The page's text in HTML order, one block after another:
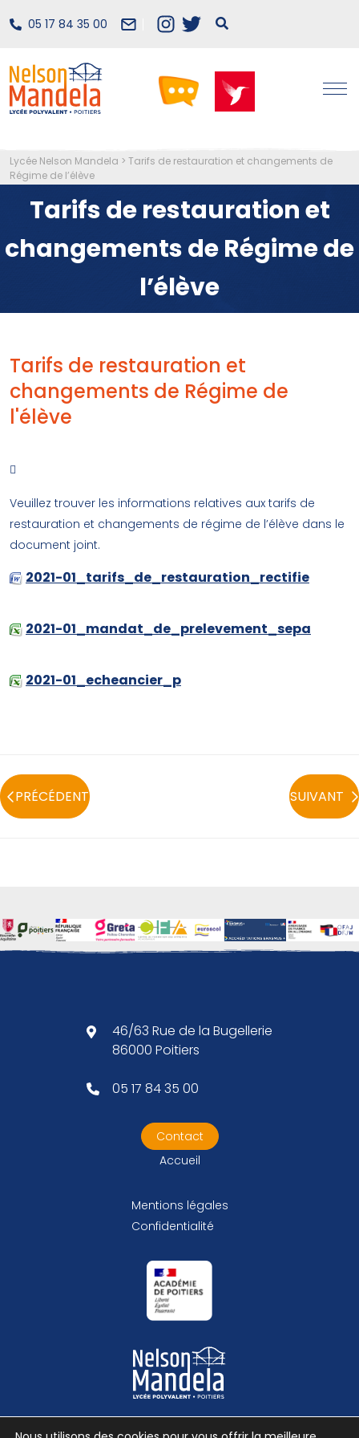
05 17 84 35 00
Lycée Nelson Mandela > Tarifs de restauration et changements de
Régime de l’élève
Tarifs de restauration et
changements de Régime de
l’élève
Tarifs de restauration et
changements de Régime de
l'élève

Veuillez trouver les informations relatives aux tarifs de
restauration et changements de régime de l’élève dans le
document joint.
2021-01_tarifs_de_restauration_rectifie
2021-01_mandat_de_prelevement_sepa
2021-01_echeancier_p
PRÉCÉDENT SUIVANT
46/63 Rue de la Bugellerie
86000 Poitiers
05 17 84 35 00
Contact
Accueil
Mentions légales
Confidentialité